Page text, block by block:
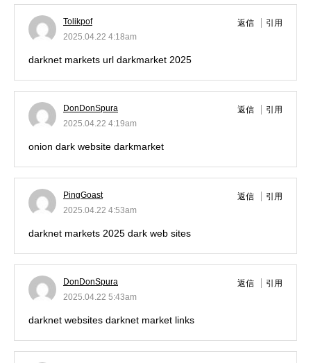
Tolikpof
2025.04.22 4:18am
返信 引用
darknet markets url darkmarket 2025
DonDonSpura
2025.04.22 4:19am
返信 引用
onion dark website darkmarket
PingGoast
2025.04.22 4:53am
返信 引用
darknet markets 2025 dark web sites
DonDonSpura
2025.04.22 5:43am
返信 引用
darknet websites darknet market links